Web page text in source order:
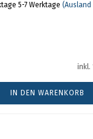
5-7 Werktage
inkl.
IN DEN WARENKORB